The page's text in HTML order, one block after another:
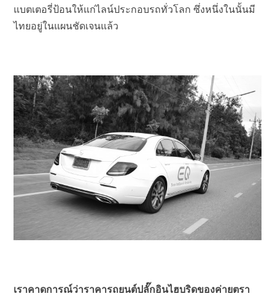
แบตเตอรี่ป้อนให้แก่ไลน์ประกอบรถทั่วโลก ซึ่งหนึ่งในนั้นมี
ไทยอยู่ในแผนชัดเจนแล้ว
เราคาดการณ์ว่าราคารถยนต์ปลั๊กอินไฮบริดของค่ายตรา